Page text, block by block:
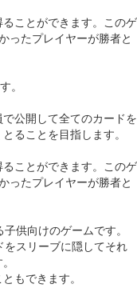
ことができます。このゲ
ったプレイヤーが勝者と
。
公開して全てのカードを
ることを目指します。
ことができます。このゲ
ったプレイヤーが勝者と
供向けのゲームです。
スリーブに隠してそれ
もできます。